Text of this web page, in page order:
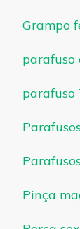
Grampo
parafuso
parafuso
Pinça